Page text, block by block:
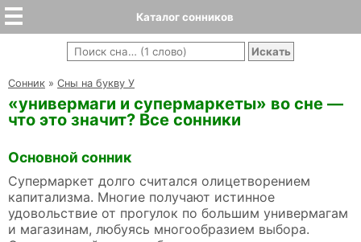
Каталог сонников
Cонник » Сны на букву У
«универмаги и супермаркеты» во сне —
что это значит? Все сонники
Основной сонник
Супермаркет долго считался олицетворением
капитализма. Многие получают истинное
удовольствие от прогулок по большим универмагам
и магазинам, любуясь многообразием выбора.